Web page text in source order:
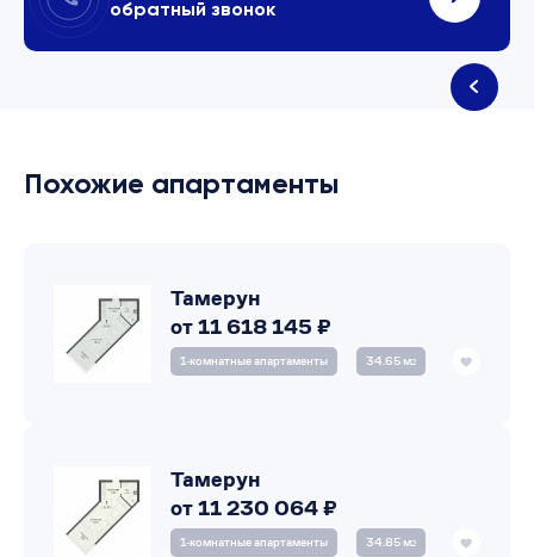
обратный звонок
Похожие апартаменты
Тамерун
от 11 618 145 ₽
1‑комнатные апартаменты 34.65 м2
Тамерун
от 11 230 064 ₽
1‑комнатные апартаменты 34.85 м2